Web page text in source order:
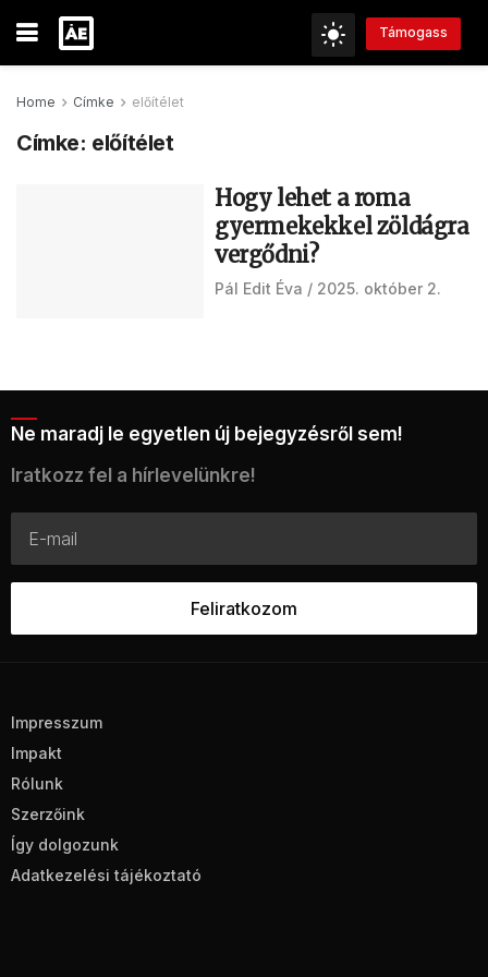
Támogass
Home Címke előítélet
Címke: előítélet
Hogy lehet a roma
gyermekekkel zöldágra
vergődni?
Pál Edit Éva 2025. október 2.
Ne maradj le egyetlen új bejegyzésről sem!
Iratkozz fel a hírlevelünkre!
Impresszum
Impakt
Rólunk
Szerzőink
Így dolgozunk
Adatkezelési tájékoztató